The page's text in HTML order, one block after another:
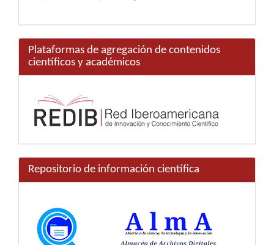
Plataformas de agregación de contenidos
científicos y académicos
Repositorio de información científica